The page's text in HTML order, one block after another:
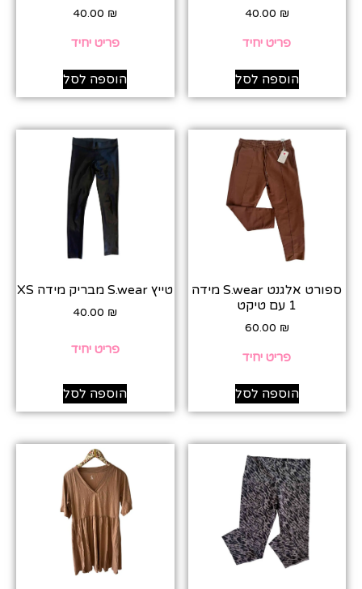
40.00 ₪
פריט יחיד
הוספה לסל
40.00 ₪
פריט יחיד
הוספה לסל
ספורט אלגנט S.wear מידה
1 עם טיקט
60.00 ₪
פריט יחיד
הוספה לסל
טייץ S.wear מבריק מידה XS
40.00 ₪
פריט יחיד
הוספה לסל